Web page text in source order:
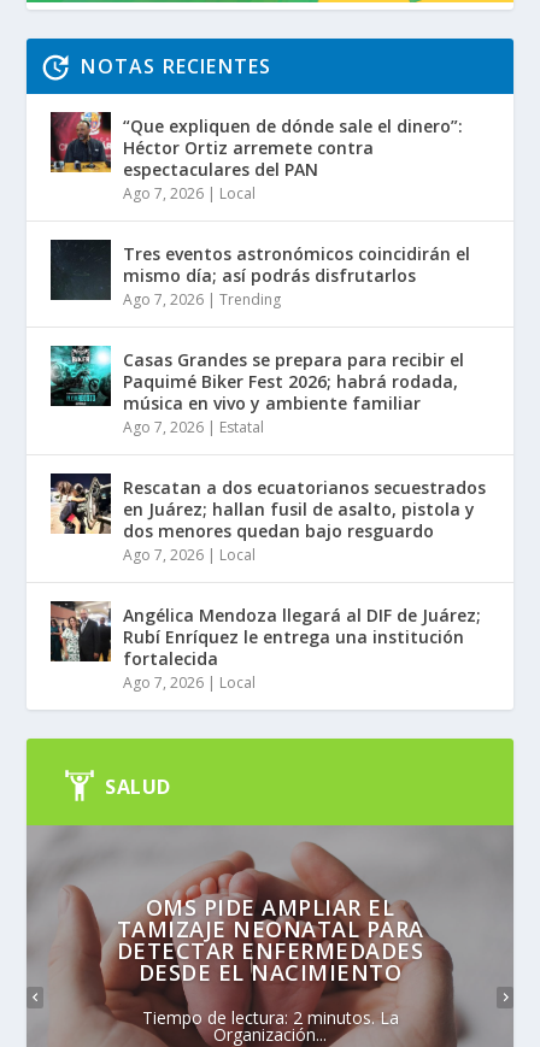
NOTAS RECIENTES
“Que expliquen de dónde sale el dinero”:
Héctor Ortiz arremete contra
espectaculares del PAN
Ago 7, 2026 | Local
Tres eventos astronómicos coincidirán el
mismo día; así podrás disfrutarlos
Ago 7, 2026 |Trending
Casas Grandes se prepara para recibir el
Paquimé Biker Fest 2026; habrá rodada,
música en vivo y ambiente familiar
Ago 7, 2026 | Estatal
Rescatan a dos ecuatorianos secuestrados
en Juárez; hallan fusil de asalto, pistola y
dos menores quedan bajo resguardo
Ago 7, 2026 | Local
Angélica Mendoza llegará al DIF de Juárez;
Rubí Enríquez le entrega una institución
fortalecida
Ago 7, 2026 | Local
SALUD
OMS PIDE AMPLIAR EL
TAMIZAJE NEONATAL PARA
DETECTAR ENFERMEDADES
DESDE EL NACIMIENTO
Tiempo de lectura: 2 minutos. La
Organización...